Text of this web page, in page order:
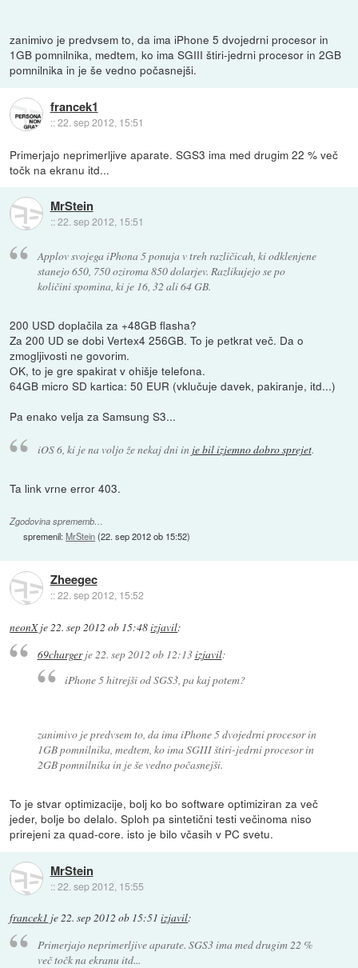
zanimivo je predvsem to, da ima iPhone 5 dvojedrni procesor in
1GB pomnilnika, medtem, ko ima SGIII štiri-jedrni procesor in 2GB
pomnilnika in je še vedno počasnejši.
francek1
::22. sep 2012, 15:51
Primerjajo neprimerljive aparate. SGS3 ima med drugim 22 % več
točk na ekranu itd...
MrStein
::22. sep 2012, 15:51
Applov svojega iPhona 5 ponuja v treh različicah, ki odklenjene
stanejo 650, 750 oziroma 850 dolarjev. Razlikujejo se po
količini spomina, ki je 16, 32 ali 64 GB.
200 USD doplačila za +48GB flasha?
Za 200 UD se dobi Vertex4 256GB. To je petkrat več. Da o
zmogljivosti ne govorim.
OK, to je gre spakirat v ohišje telefona.
64GB micro SD kartica: 50 EUR (vklučuje davek, pakiranje, itd...)
Pa enako velja za Samsung S3...
iOS 6, ki je na voljo že nekaj dni in je bil izjemno dobro sprejet.
Ta link vrne error 403.
Zgodovina sprememb…
spremenil:MrStein(22. sep 2012 ob 15:52)
Zheegec
::22. sep 2012, 15:52
neonXje22. sep 2012 ob 15:48izjavil:
69chargerje 22. sep 2012 ob 12:13izjavil:
iPhone 5 hitrejši od SGS3, pa kaj potem?
zanimivo je predvsem to, da ima iPhone 5 dvojedrni procesor in
1GB pomnilnika, medtem, ko ima SGIII štiri-jedrni procesor in
2GB pomnilnika in je še vedno počasnejši.
To je stvar optimizacije, bolj ko bo software optimiziran za več
jeder, bolje bo delalo. Sploh pa sintetični testi večinoma niso
prirejeni za quad-core. isto je bilo včasih v PC svetu.
MrStein
::22. sep 2012, 15:55
francek1 je22. sep 2012 ob 15:51 izjavil:
Primerjajo neprimerljive aparate. SGS3 ima med drugim 22 %
več točk na ekranu itd...